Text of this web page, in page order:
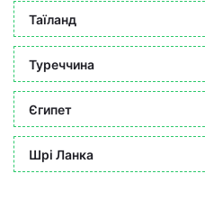
Таїланд
Туреччина
Єгипет
Шрі Ланка